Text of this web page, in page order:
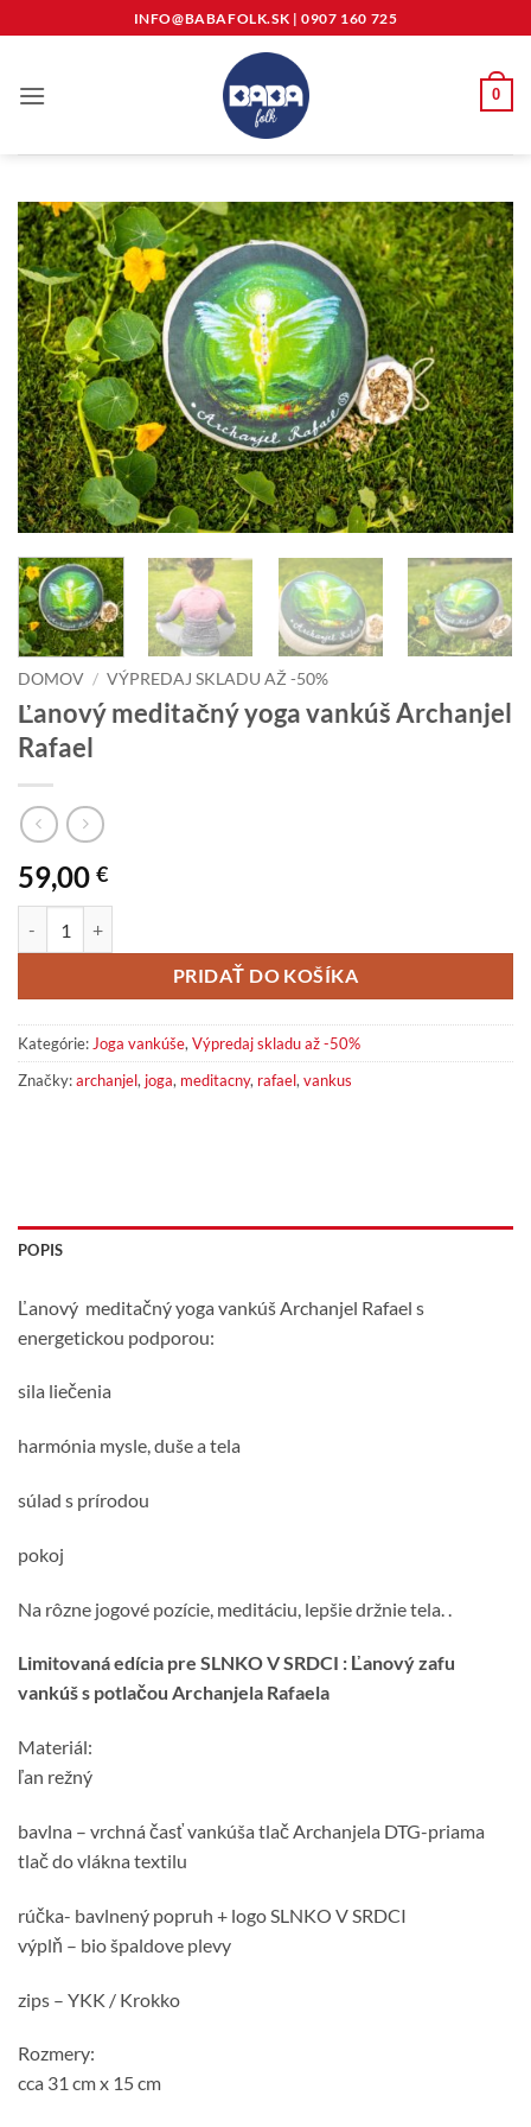
to
INFO@BABAFOLK.SK |0907 160 725
0
DOMOV / VÝPREDAJ SKLADU AŽ -50%
Ľanový meditačný yoga vankúš Archanjel
Rafael
59,00 €
PRIDAŤ DO KOŠÍKA
Kategórie: Joga vankúše, Výpredaj skladu až -50%
Značky:archanjel, joga, meditacny, rafael, vankus
POPIS
Ľanový meditačný yoga vankúš Archanjel Rafael s
energetickou podporou:
sila liečenia
harmónia mysle, duše a tela
súlad s prírodou
pokoj
Na rôzne jogové pozície, meditáciu, lepšie držnie tela. .
Limitovaná edícia pre SLNKO V SRDCI : Ľanový zafu
vankúš s potlačou Archanjela Rafaela
Materiál:
ľan režný
bavlna – vrchná časť vankúša tlač Archanjela DTG-priama
tlač do vlákna textilu
rúčka- bavlnený popruh + logo SLNKO V SRDCI
výplň – bio špaldove plevy
zips – YKK / Krokko
Rozmery:
cca 31 cm x 15 cm